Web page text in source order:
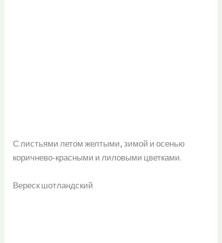
С листьями летом желтыми, зимой и осенью
коричнево-красными и лиловыми цветками.
Вереск шотландский